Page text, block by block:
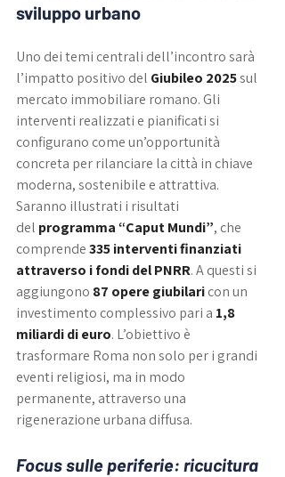
sviluppo urbano
Uno dei temi centrali dell’incontro sarà
l’impatto positivo del Giubileo 2025 sul
mercato immobiliare romano. Gli
interventi realizzati e pianificati si
configurano come un’opportunità
concreta per rilanciare la città in chiave
moderna, sostenibile e attrattiva.
Saranno illustrati i risultati
del programma “Caput Mundi”, che
comprende 335 interventi finanziati
attraverso i fondi del PNRR. A questi si
aggiungono 87 opere giubilari con un
investimento complessivo pari a 1,8
miliardi di euro. L’obiettivo è
trasformare Roma non solo per i grandi
eventi religiosi, ma in modo
permanente, attraverso una
rigenerazione urbana diffusa.
Focus sulle periferie: ricucitura